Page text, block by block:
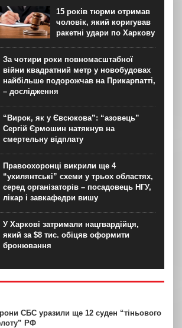
15 років тюрми отримав
чоловік, який коригував
ракетні удари по Харкову
За чотири роки повномасштабної
війни квадратний метр у новобудовах
найбільше подорожчав на Прикарпатті,
– дослідження
“Вирок, як у Євсюкова”: “азовець”
Сергій Єрмошин натякнув на
смертельну відплату
Правоохоронці викрили ще 4
“ухилянтські” схеми у трьох областях,
серед організаторів – посадовець НГУ,
лікар і завкафедри вишу
У Харкові затримали нацгвардійця,
який за $8 тис. обіцяв оформити
бронювання
СБС уразили ще 12 суден “тіньового
РФ